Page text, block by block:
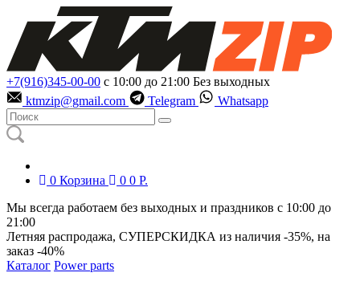
+7(916)345-00-00 с 10:00 до 21:00 Без выходных
ktmzip@gmail.com
Telegram Whatsapp
0 Корзина 0 0 Р.
Мы всегда работаем без выходных и праздников с 10:00 до
21:00
Летняя распродажа, СУПЕРСКИДКА из наличия -35%, на
заказ -40%
Каталог Power parts